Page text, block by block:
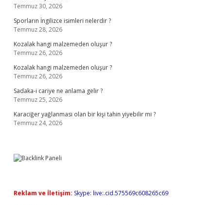
Temmuz 30, 2026
Sporların İngilizce isimleri nelerdir ?
Temmuz 28, 2026
Kozalak hangi malzemeden oluşur ?
Temmuz 26, 2026
Kozalak hangi malzemeden oluşur ?
Temmuz 26, 2026
Sadaka-i cariye ne anlama gelir ?
Temmuz 25, 2026
Karaciğer yağlanması olan bir kişi tahin yiyebilir mi ?
Temmuz 24, 2026
Reklam ve İletişim: Skype: live:.cid.575569c608265c69